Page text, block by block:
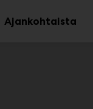
Ajankohtaista